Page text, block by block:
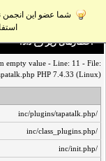
شما عضو این انجمن
اخطار‌های زیر رخ داد:
empty value - Line: 11 - File:
PHP 7.4.33 (Linux)
/inc/plugins/tapatalk.php
/inc/class_plugins.php
/inc/init.php